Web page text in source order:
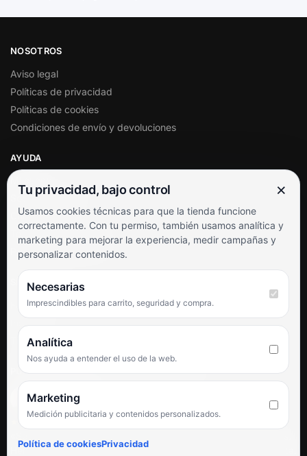
NOSOTROS
Aviso legal
Políticas de privacidad
Políticas de cookies
Condiciones de envío y devoluciones
AYUDA
Soporte al cliente
Contacto
Términos y condiciones
Preguntas frecuentes
SÍGUENOS
Facebook
TikTok
PUNTUACIÓN DE 4,6 SOBRE 5 EN GOOGLE
★★★★★
Hemos comprado en varias ocasiones y siempre dan respuesta.
Tu privacidad, bajo control ×
Usamos cookies técnicas para que la tienda funcione
correctamente. Con tu permiso, también usamos analítica y
marketing para mejorar la experiencia, medir campañas y
personalizar contenidos.
Necesarias
Imprescindibles para carrito, seguridad y compra.
Analítica
Nos ayuda a entender el uso de la web.
Marketing
Medición publicitaria y contenidos personalizados.
Política de cookiesPrivacidad